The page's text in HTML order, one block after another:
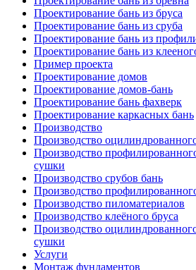
Проектирование бань из бруса
Проектирование бань из сруба
Проектирование бань из
Проектирование бань из
Пример проекта
Проектирование домов
Проектирование домов-бань
Проектирование бань фахверк
Проектирование каркасных бань
Производство
Производство
Производство
сушки
Производство срубов бань
Производство
Производство пиломатериалов
Производство клеёного бруса
Производство
сушки
Услуги
Монтаж фундаментов